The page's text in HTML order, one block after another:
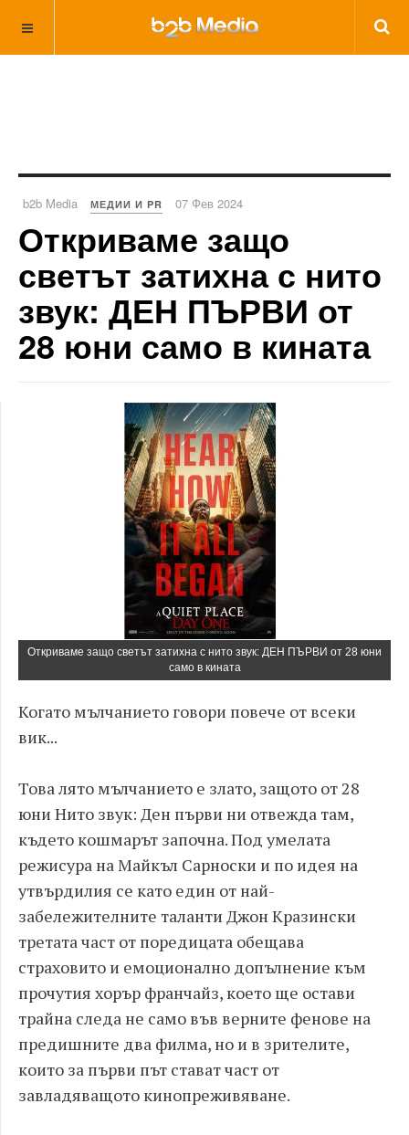
b2b Media МЕДИИ И PR 07 Фев 2024
Откриваме защо
светът затихна с нито
звук: ДЕН ПЪРВИ от
28 юни само в кината
Откриваме защо светът затихна с нито звук: ДЕН ПЪРВИ от 28 юни
само в кината
Когато мълчанието говори повече от всеки
вик...
Това лято мълчанието е злато, защото от 28
юни Нито звук: Ден първи ни отвежда там,
където кошмарът започна. Под умелата
режисура на Майкъл Сарноски и по идея на
утвърдилия се като един от най-
забележителните таланти Джон Кразински
третата част от поредицата обещава
страховито и емоционално допълнение към
прочутия хорър франчайз, което ще остави
трайна следа не само във верните фенове на
предишните два филма, но и в зрителите,
които за първи път стават част от
завладяващото кинопреживяване.